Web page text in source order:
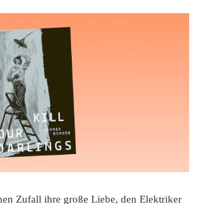
Zufall ihre große Liebe, den Elektriker